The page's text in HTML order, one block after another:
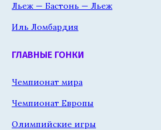
Льеж — Бастонь — Льеж
Иль Ломбардия
ГЛАВНЫЕ ГОНКИ
Чемпионат мира
Чемпионат Европы
Олимпийские игры